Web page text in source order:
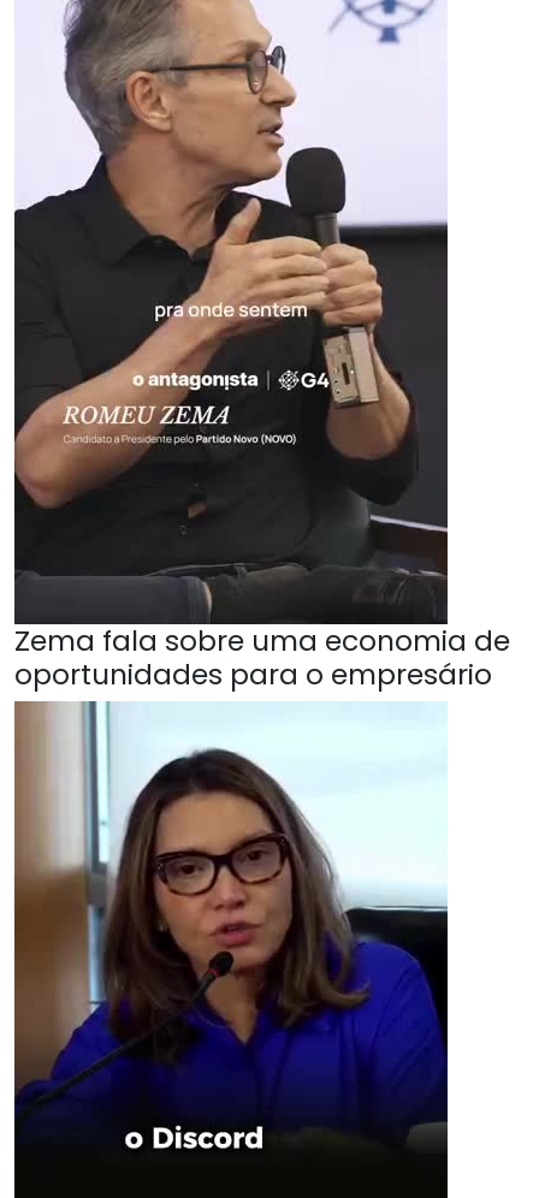
Zema fala sobre uma economia de
oportunidades para o empresário